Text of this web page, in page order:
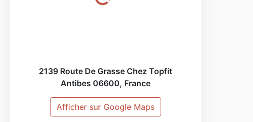
2139 Route De Grasse Chez Topfit
Antibes 06600, France
Afficher sur Google Maps